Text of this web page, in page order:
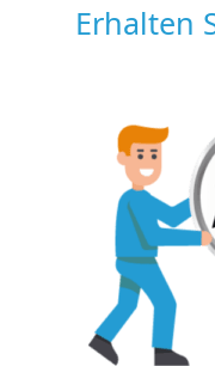
Erhalten